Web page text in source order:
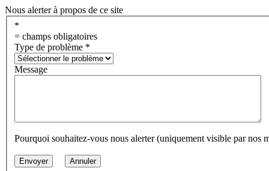
Nous alerter à propos de ce site
*
= champs obligatoires
Type de problème *
Message
Pourquoi souhaitez-vous nous alerter (uniquement visible par nos